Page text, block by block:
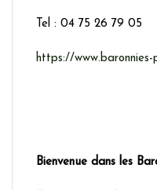
Tel : 04 75 26 79 05
https://www.baronnies-
Bienvenue dans les